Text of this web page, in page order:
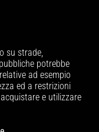
su strade,
potrebbe
ad esempio
ed a restrizioni
e utilizzare